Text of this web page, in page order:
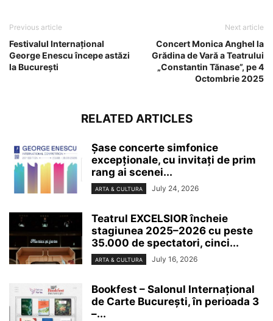
Previous article
Festivalul Internațional
George Enescu începe astăzi
la București
Next article
Concert Monica Anghel la
Grădina de Vară a Teatrului
„Constantin Tănase”, pe 4
Octombrie 2025
RELATED ARTICLES
Șase concerte simfonice
excepționale, cu invitați de prim
rang ai scenei...
ARTA & CULTURA July 24, 2026
Teatrul EXCELSIOR încheie
stagiunea 2025–2026 cu peste
35.000 de spectatori, cinci...
ARTA & CULTURA July 16, 2026
Bookfest – Salonul Internațional
de Carte București, în perioada 3
–...